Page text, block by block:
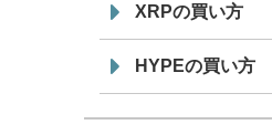
XRPの買い方
HYPEの買い方